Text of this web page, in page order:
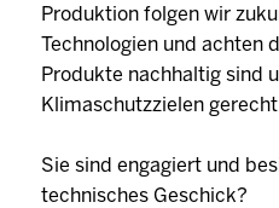
Produktion folgen wir
Technologien und achten
Produkte nachhaltig sind
Klimaschutzzielen
Sie sind engagiert und
technisches Geschick?